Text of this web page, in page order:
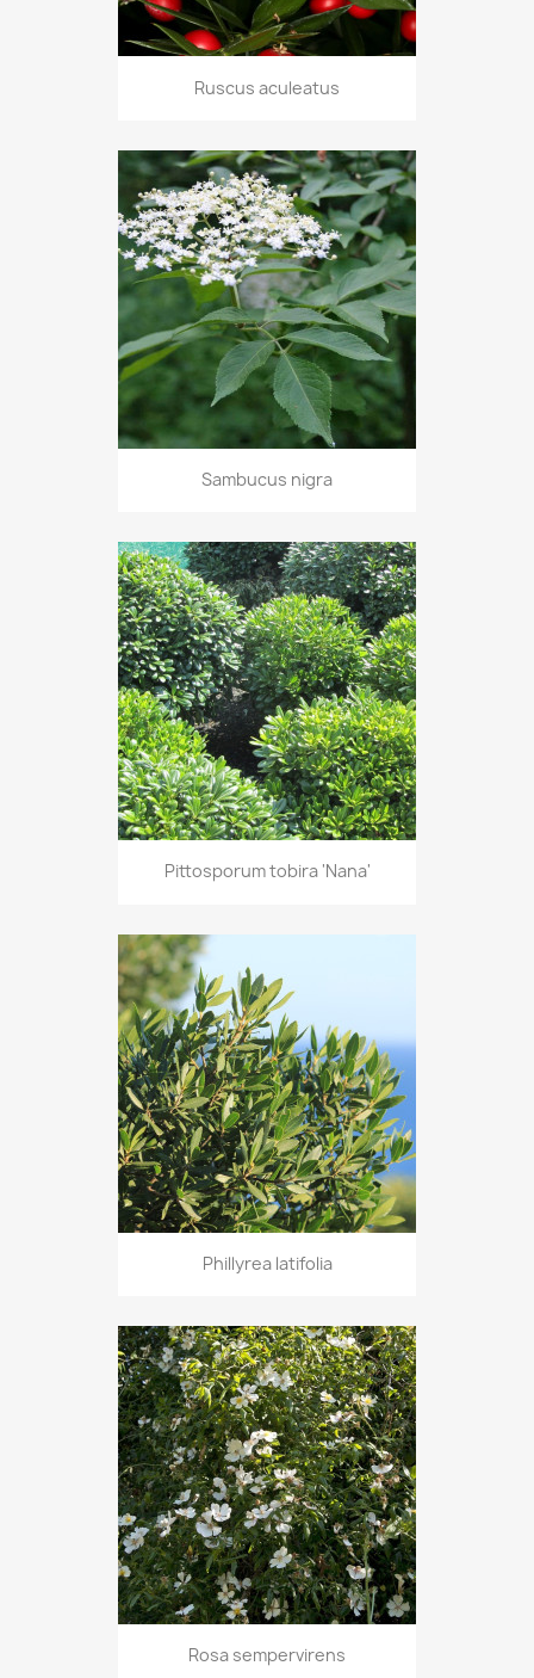
Ruscus aculeatus
Sambucus nigra
Pittosporum tobira 'Nana'
Phillyrea latifolia
Rosa sempervirens